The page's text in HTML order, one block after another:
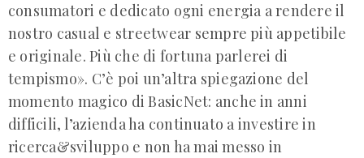
consumatori e dedicato ogni energia a rendere il
nostro casual e streetwear sempre più appetibile
e originale. Più che di fortuna parlerei di
tempismo». C’è poi un’altra spiegazione del
momento magico di BasicNet: anche in anni
difficili, l’azienda ha continuato a investire in
ricerca&sviluppo e non ha mai messo in